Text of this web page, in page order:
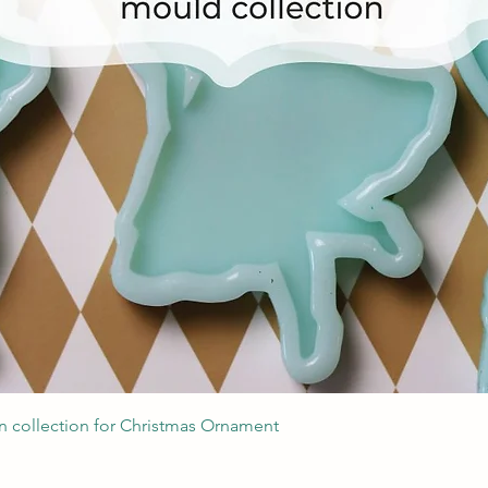
Швидкий перегляд
collection for Christmas Ornament